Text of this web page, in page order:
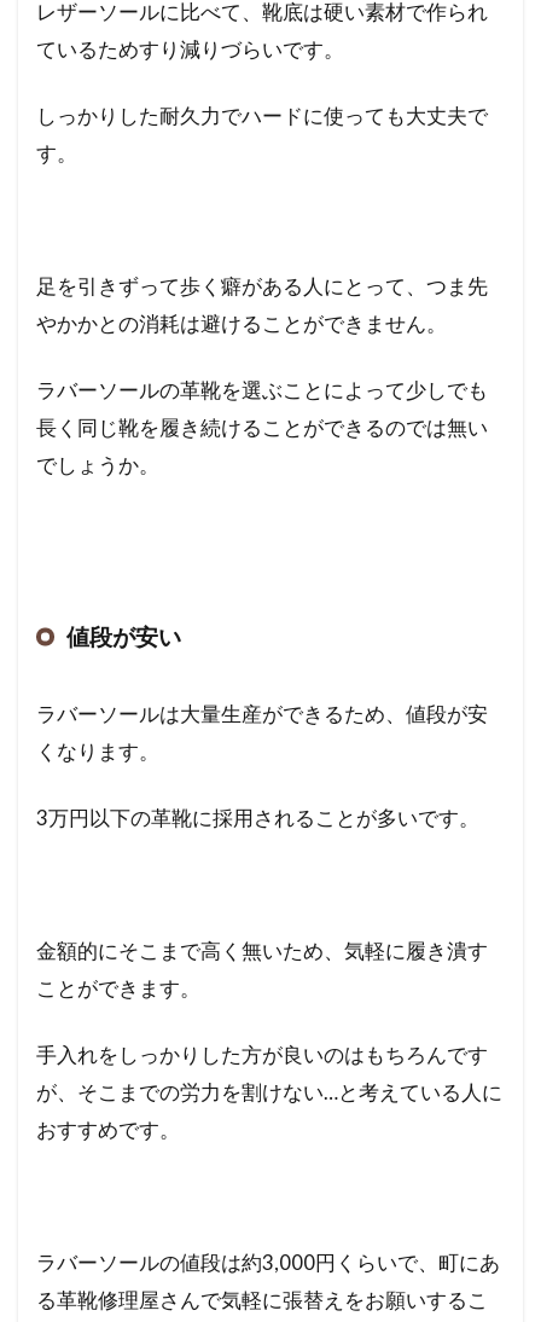
レザーソールに比べて、靴底は硬い素材で作られ
ているためすり減りづらいです。
しっかりした耐久力でハードに使っても大丈夫で
す。
足を引きずって歩く癖がある人にとって、つま先
やかかとの消耗は避けることができません。
ラバーソールの革靴を選ぶことによって少しでも
長く同じ靴を履き続けることができるのでは無い
でしょうか。
値段が安い
ラバーソールは大量生産ができるため、値段が安
くなります。
3万円以下の革靴に採用されることが多いです。
金額的にそこまで高く無いため、気軽に履き潰す
ことができます。
手入れをしっかりした方が良いのはもちろんです
が、そこまでの労力を割けない…と考えている人に
おすすめです。
ラバーソールの値段は約3,000円くらいで、町にあ
る革靴修理屋さんで気軽に張替えをお願いするこ